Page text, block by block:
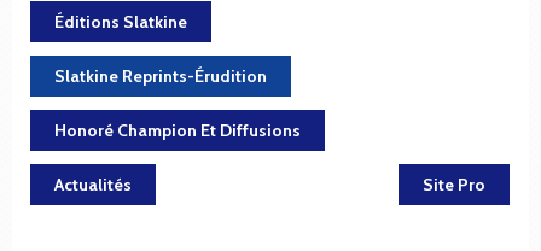
Éditions Slatkine
Slatkine Reprints-Érudition
Honoré Champion Et Diffusions
Actualités Site Pro